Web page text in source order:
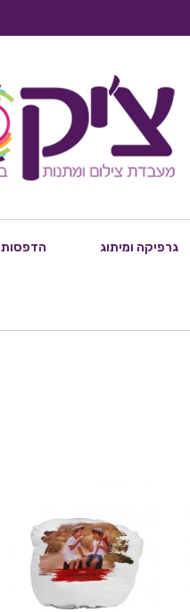
גרפיקה ומיתוג הדפסות